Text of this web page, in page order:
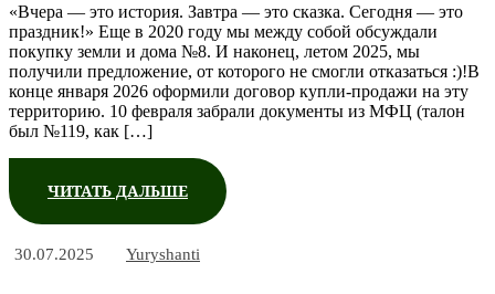
«Вчера — это история. Завтра — это сказка. Сегодня — это
праздник!» Еще в 2020 году мы между собой обсуждали
покупку земли и дома №8. И наконец, летом 2025, мы
получили предложение, от которого не смогли отказаться :)!В
конце января 2026 оформили договор купли-продажи на эту
территорию. 10 февраля забрали документы из МФЦ (талон
был №119, как […]
ЧИТАТЬ ДАЛЬШЕ
30.07.2025 Yuryshanti